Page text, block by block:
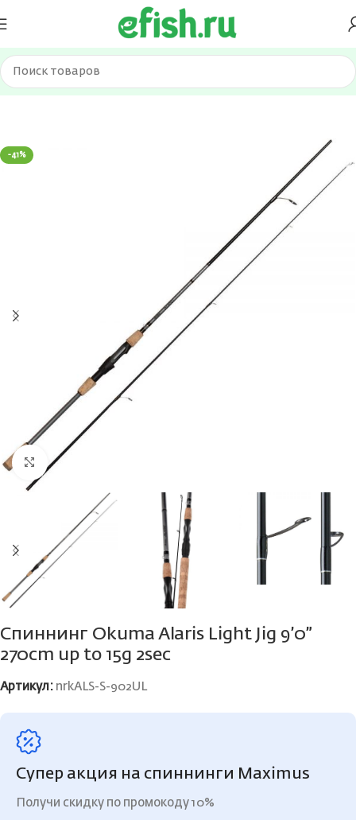
Главная Удилища Спиннинги
-41%
Нажмите, чтобы увеличить
Спиннинг Okuma Alaris Light Jig 9’0”
270cm up to 15g 2sec
Артикул: nrkALS-S-902UL
Супер акция на спиннинги Maximus
Получи скидку по промокоду 10%